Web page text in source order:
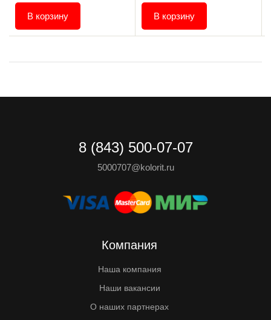
В корзину В корзину
8 (843) 500-07-07
5000707@kolorit.ru
Компания
Наша компания
Наши вакансии
О наших партнерах